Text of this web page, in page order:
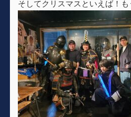
そしてクリスマスといえば！